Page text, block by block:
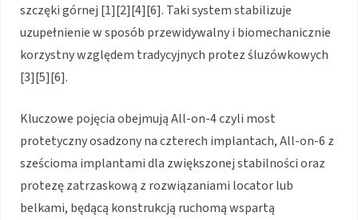
szczęki górnej [1][2][4][6]. Taki system stabilizuje
uzupełnienie w sposób przewidywalny i biomechanicznie
korzystny względem tradycyjnych protez śluzówkowych
[3][5][6].
Kluczowe pojęcia obejmują All-on-4 czyli most
protetyczny osadzony na czterech implantach, All-on-6 z
sześcioma implantami dla zwiększonej stabilności oraz
protezę zatrzaskową z rozwiązaniami locator lub
belkami, będącą konstrukcją ruchomą wspartą